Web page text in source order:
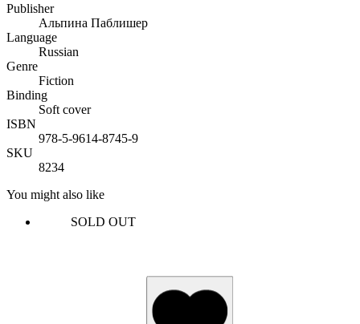
Publisher
Альпина Паблишер
Language
Russian
Genre
Fiction
Binding
Soft cover
ISBN
978-5-9614-8745-9
SKU
8234
You might also like
SOLD OUT